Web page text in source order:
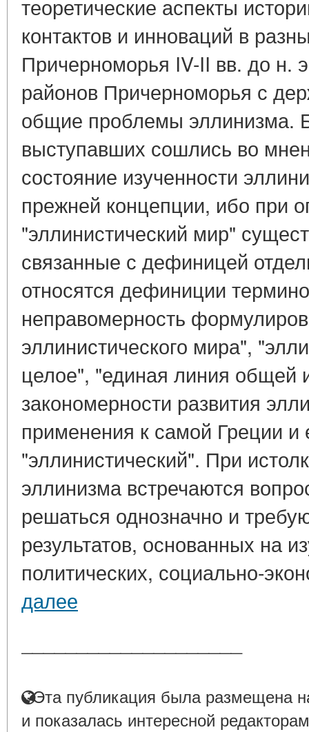
теоретические аспекты
контактов и инноваций в
Причерноморья IV-II вв. до н.
районов Причерноморья с
общие проблемы эллинизма.
выступавших сошлись во
состояние изученности
прежней концепции, ибо при
"эллинистический мир"
связанные с дефиницей
относятся дефиниции
неправомерность
эллинистического мира",
целое", "единая линия общей
закономерности развития
применения к самой Греции и
"эллинистический". При
эллинизма встречаются
решаться однозначно и
результатов, основанных на
политических, социально-
далее
Эта публикация была размещена
и показалась интересной